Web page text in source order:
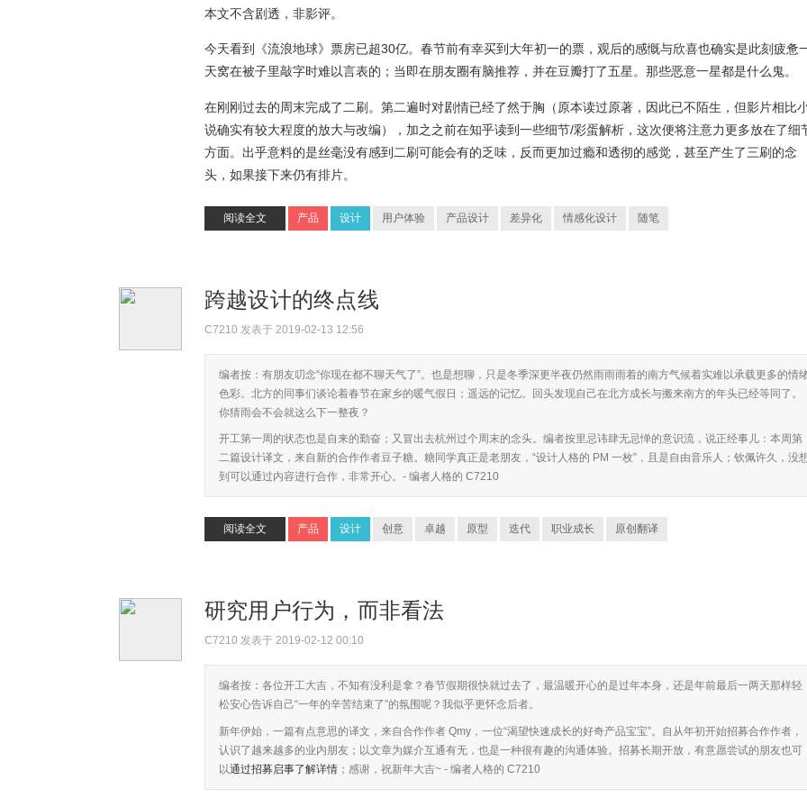
本文不含剧透，非影评。
今天看到《流浪地球》票房已超30亿。春节前有幸买到大年初一的票，观后的感慨与欣喜也确实是此刻疲惫
天窝在被子里敲字时难以言表的；当即在朋友圈有脑推荐，并在豆瓣打了五星。那些恶意一星都是什么鬼。
在刚刚过去的周末完成了二刷。第二遍时对剧情已经了然于胸（原本读过原著，因此已不陌生，但影片相比
说确实有较大程度的放大与改编），加之之前在知乎读到一些细节/彩蛋解析，这次便将注意力更多放在了细
方面。出乎意料的是丝毫没有感到二刷可能会有的乏味，反而更加过瘾和透彻的感觉，甚至产生了三刷的念
头，如果接下来仍有排片。
阅读全文 产品 设计 用户体验 产品设计 差异化 情感化设计 随笔
跨越设计的终点线
C7210 发表于 2019-02-13 12:56
编者按：有朋友叨念“你现在都不聊天气了”。也是想聊，只是冬季深更半夜仍然雨雨雨着的南方气候着实难以承载更多的情
色彩。北方的同事们谈论着春节在家乡的暖气假日；遥远的记忆。回头发现自己在北方成长与搬来南方的年头已经等同了。
你猜雨会不会就这么下一整夜？
开工第一周的状态也是自来的勤奋；又冒出去杭州过个周末的念头。编者按里忌讳肆无忌惮的意识流，说正经事儿：本周第
二篇设计译文，来自新的合作作者豆子糖。糖同学真正是老朋友，“设计人格的 PM 一枚”，且是自由音乐人；钦佩许久，没
到可以通过内容进行合作，非常开心。- 编者人格的 C7210
阅读全文 产品 设计 创意 卓越 原型 迭代 职业成长 原创翻译
研究用户行为，而非看法
C7210 发表于 2019-02-12 00:10
编者按：各位开工大吉，不知有没利是拿？春节假期很快就过去了，最温暖开心的是过年本身，还是年前最后一两天那样轻
松安心告诉自己“一年的辛苦结束了”的氛围呢？我似乎更怀念后者。
新年伊始，一篇有点意思的译文，来自合作作者 Qmy，一位“渴望快速成长的好奇产品宝宝”。自从年初开始招募合作作者，
认识了越来越多的业内朋友；以文章为媒介互通有无，也是一种很有趣的沟通体验。招募长期开放，有意愿尝试的朋友也可
以通过招募启事了解详情 ；感谢，祝新年大吉~ - 编者人格的 C7210